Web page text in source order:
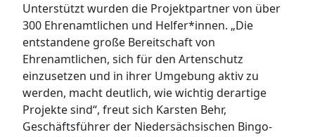
Unterstützt wurden die Projektpartner von über
300 Ehrenamtlichen und Helfer*innen. „Die
entstandene große Bereitschaft von
Ehrenamtlichen, sich für den Artenschutz
einzusetzen und in ihrer Umgebung aktiv zu
werden, macht deutlich, wie wichtig derartige
Projekte sind“, freut sich Karsten Behr,
Geschäftsführer der Niedersächsischen Bingo-